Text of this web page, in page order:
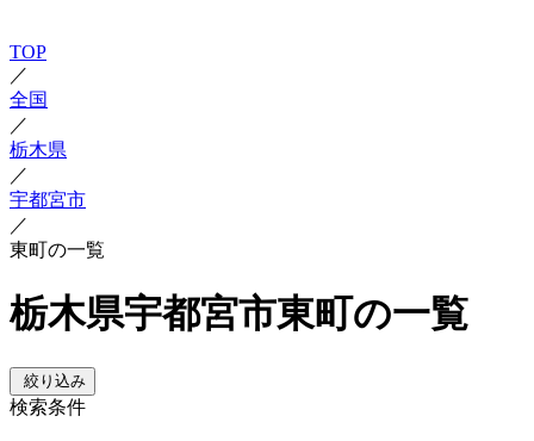
TOP
／
全国
／
栃木県
／
宇都宮市
／
東町の一覧
栃木県宇都宮市東町の一覧
絞り込み
検索条件